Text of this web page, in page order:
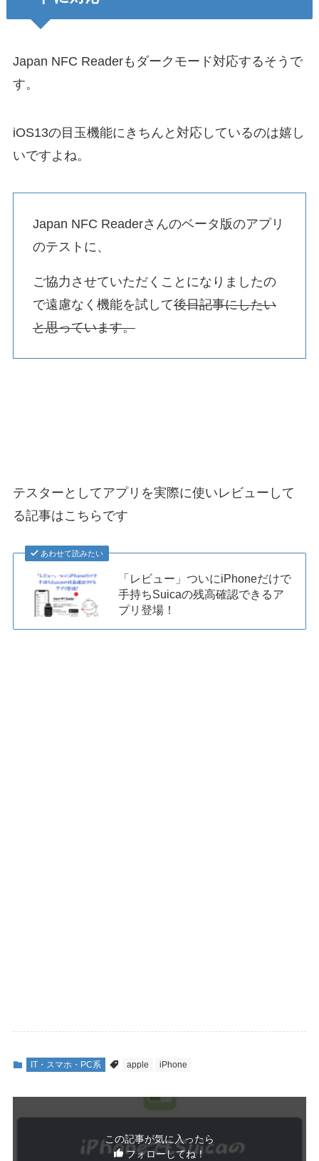
Japan NFC Readerもダークモード対応するそうで
す。
iOS13の目玉機能にきちんと対応しているのは嬉し
いですよね。
Japan NFC Readerさんのベータ版のアプリ
のテストに、
ご協力させていただくことになりましたの
で遠慮なく機能を試して後日記事にしたい
と思っています。
テスターとしてアプリを実際に使いレビューして
る記事はこちらです
あわせて読みたい
「レビュー」ついにiPhoneだけで
手持ちSuicaの残高確認できるア
プリ登場！
IT・スマホ・PC系 apple iPhone
この記事が気に入ったら
フォローしてね！